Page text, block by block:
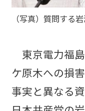
（写真）質問する
東京電力福
ケ原木への損
事実と異なる